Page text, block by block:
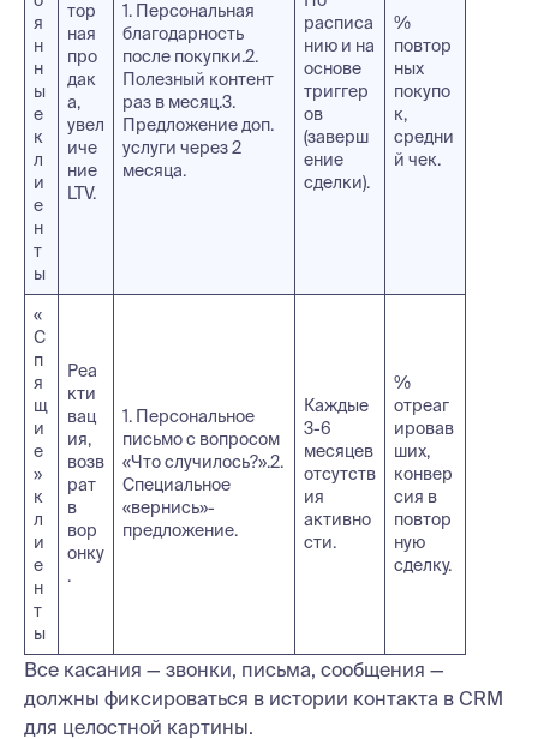
я
н
н
ы
е
к
л
и
е
н
т
ы
тор
ная
про
дак
а,
увел
иче
ние
LTV.
1. Персональная
благодарность
после покупки.2.
Полезный контент
раз в месяц.3.
Предложение доп.
услуги через 2
месяца.
расписа
нию и на
основе
триггер
ов
(заверш
ение
сделки).
%
повтор
ных
покупо
к,
средни
й чек.
«
С
п
я
щ
и
е
»
к
л
и
е
н
т
ы
Реа
кти
вац
ия,
возв
рат
в
вор
онку
.
1. Персональное
письмо с вопросом
«Что случилось?».2.
Специальное
«вернись»-
предложение.
Каждые
3-6
месяцев
отсутств
ия
активно
сти.
%
отреаг
ировав
ших,
конвер
сия в
повтор
ную
сделку.
Все касания — звонки, письма, сообщения —
должны фиксироваться в истории контакта в CRM
для целостной картины.